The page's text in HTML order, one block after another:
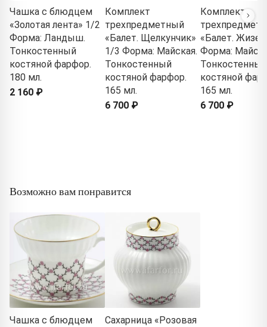
Чашка с блюдцем
«Золотая лента» 1/2
Форма: Ландыш.
Тонкостенный
костяной фарфор.
180 мл.
2 160 ₽
Комплект
трехпредметный
«Балет. Щелкунчик»
1/3 Форма: Майская.
Тонкостенный
костяной фарфор.
165 мл.
6 700 ₽
Комплект
«Балет.
Форма:
Тонкостенный
костяной
165 мл.
6 700 ₽
Возможно вам понравится
Чашка с блюдцем
Сахарница «Розовая